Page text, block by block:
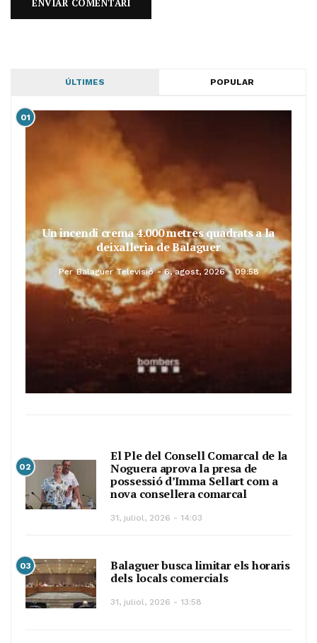
ÚLTIMES POPULAR
01
Un incendi crema 4.000 metres quadrats a la
deixalleria de Balaguer
Per Balaguer Televisió 6, agost, 2026 - 09:58
02
El Ple del Consell Comarcal de la
Noguera aprova la presa de
possessió d’Imma Sellart com a
nova consellera comarcal
31, juliol, 2026 - 14:03
03
Balaguer busca limitar els horaris
dels locals comercials
31, juliol, 2026 - 13:58